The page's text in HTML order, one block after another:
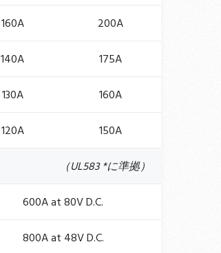
160A
200A
140A
175A
130A
160A
120A
150A
（UL583 *に準拠）
600A at 80V D.C.
800A at 48V D.C.